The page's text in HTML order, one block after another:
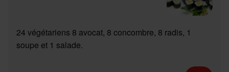
24 végétariens 8 avocat, 8 concombre, 8 radis, 1
soupe et 1 salade.